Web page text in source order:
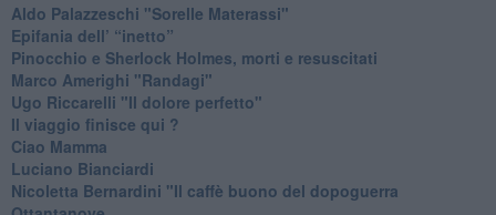
​Aldo Palazzeschi "Sorelle Materassi"
​Epifania dell’ “inetto”
Pinocchio e Sherlock Holmes, morti e resuscitati
​Marco Amerighi "Randagi"
Ugo Riccarelli "Il dolore perfetto"
​Il viaggio finisce qui ?
​Ciao Mamma
​Luciano Bianciardi
​Nicoletta Bernardini "Il caffè buono del dopoguerra